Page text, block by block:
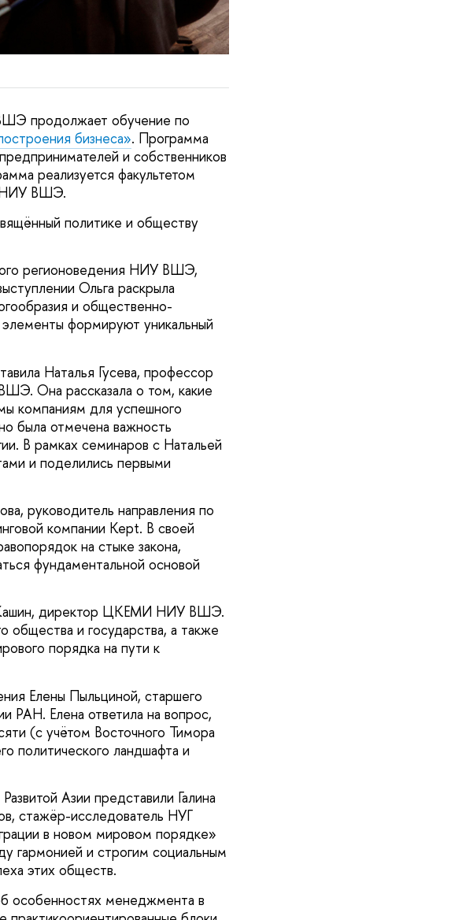
продолжает обучение по
бизнеса». Программа
и собственников
реализуется факультетом
НИУ ВШЭ.
политике и обществу
регионоведения НИУ ВШЭ,
Ольга раскрыла
и общественно-
формируют уникальный
Наталья Гусева, профессор
Она рассказала о том, какие
компаниям для успешного
была отмечена важность
В рамках семинаров с Натальей
и поделились первыми
руководитель направления по
компании Kept. В своей
на стыке закона,
фундаментальной основой
Кашин, директор ЦКЕМИ НИУ ВШЭ.
общества и государства, а также
порядка на пути к
Елены Пыльциной, старшего
РАН. Елена ответила на вопрос,
(с учётом Восточного Тимора
политического ландшафта и
Азии представили Галина
стажёр-исследователь НУГ
в новом мировом порядке»
и строгим социальным
этих обществ.
особенностях менеджмента в